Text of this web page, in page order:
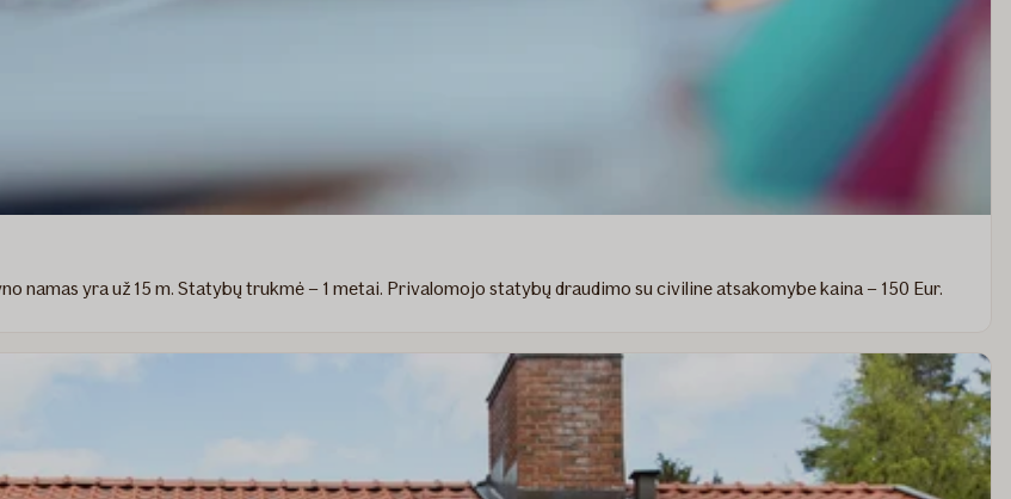
namas yra už 15 m. Statybų trukmė – 1 metai. Privalomojo statybų draudimo su civiline atsakomybe kaina – 150 Eur.